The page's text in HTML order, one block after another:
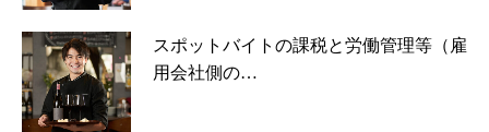
スポットバイトの課税と労働管理等（雇
用会社側の…